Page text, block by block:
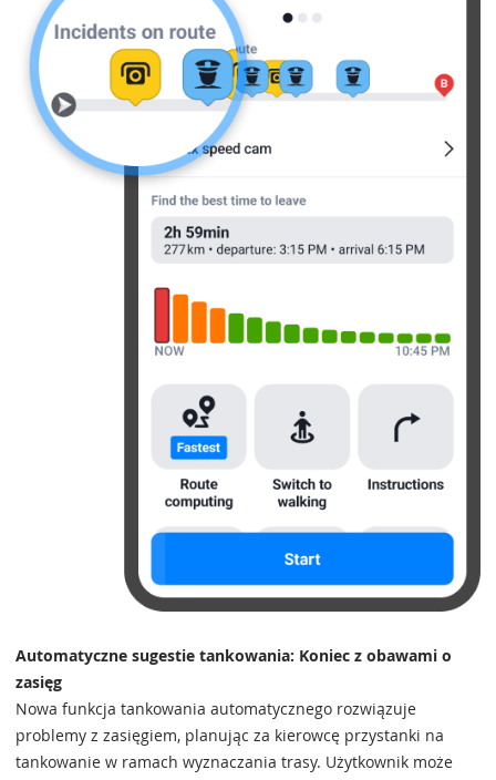
Automatyczne sugestie tankowania: Koniec z obawami o
zasięg
Nowa funkcja tankowania automatycznego rozwiązuje
problemy z zasięgiem, planując za kierowcę przystanki na
tankowanie w ramach wyznaczania trasy. Użytkownik może